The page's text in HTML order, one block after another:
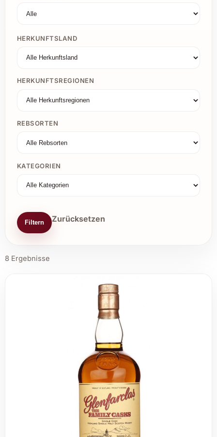
HERKUNFTSLAND
HERKUNFTSREGIONEN
REBSORTEN
KATEGORIEN
Filtern Zurücksetzen
8 Ergebnisse